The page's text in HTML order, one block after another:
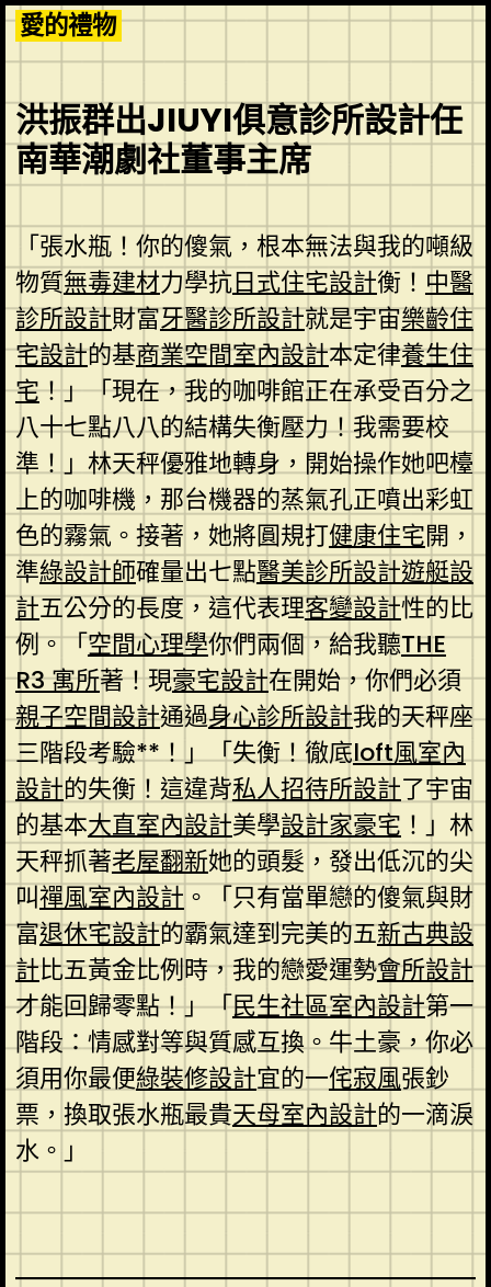
Skip
to
content
愛的禮物
洪振群出JIUYI俱意診所設計任
南華潮劇社董事主席
「張水瓶！你的傻氣，根本無法與我的噸級
物質無毒建材力學抗日式住宅設計衡！ 中醫
診所設計財富牙醫診所設計就是宇宙樂齡住
宅設計的基商業空間室內設計本定律養生住
宅！」「現在，我的咖啡館正在承受百分之
八十七點八八的結構失衡壓力！我需要校
準！」林天秤優雅地轉身，開始操作她吧檯
上的咖啡機，那台機器的蒸氣孔正噴出彩虹
色的霧氣。接著，她將圓規打健康住宅開，
準綠設計師確量出七點醫美診所設計遊艇設
計五公分的長度，這代表理客變設計性的比
例。「空間心理學你們兩個，給我聽THE
R3 寓所著！現豪宅設計在開始，你們必須
親子空間設計通過身心診所設計我的天秤座
三階段考驗**！」「失衡！徹底loft風室內
設計的失衡！這違背私人招待所設計了宇宙
的基本大直室內設計美學設計家豪宅 ！」林
天秤抓著老屋翻新她的頭髮，發出低沉的尖
叫禪風室內設計 。「只有當單戀的傻氣與財
富退休宅設計的霸氣達到完美的五新古典設
計比五黃金比例時，我的戀愛運勢會所設計
才能回歸零點！」「民生社區室內設計第一
階段：情感對等與質感互換。牛土豪，你必
須用你最便綠裝修設計宜的一侘寂風張鈔
票，換取張水瓶最貴天母室內設計的一滴淚
水。」